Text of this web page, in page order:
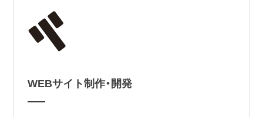
WEBサイト制作・開発